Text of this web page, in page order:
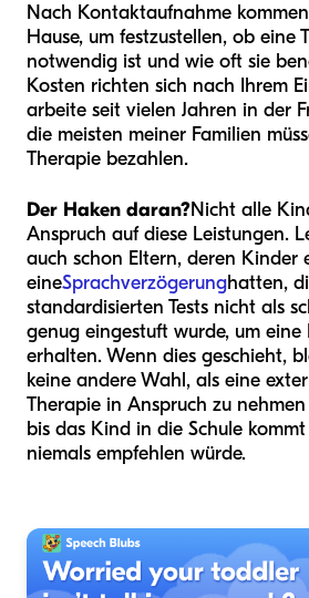
Nach Kontaktaufnahme
Hause, um festzustellen, ob eine
notwendig ist und wie oft sie
Kosten richten sich nach Ihrem
arbeite seit vielen Jahren in der
die meisten meiner Familien
Therapie bezahlen.
Der Haken daran?Nicht alle
Anspruch auf diese Leistungen.
auch schon Eltern, deren Kinder
eineSprachverzögerunghatten,
standardisierten Tests nicht als
genug eingestuft wurde, um eine
erhalten. Wenn dies geschieht,
keine andere Wahl, als eine
Therapie in Anspruch zu
bis das Kind in die Schule
niemals empfehlen würde.